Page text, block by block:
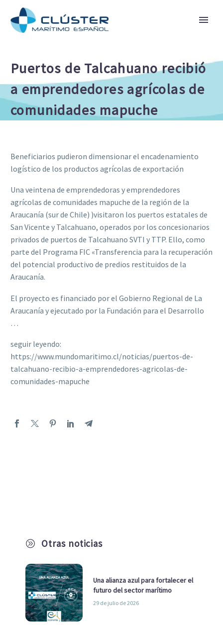
Puertos de Talcahuano recibió
a emprendedores agrícolas de
comunidades mapuche
A Otras noticias
Una alianza azul para fortalecer el
futuro del sector marítimo
29 de julio de 2026
Beneficiarios pudieron dimensionar el encadenamiento
logístico de los productos agrícolas de exportación
Una veintena de emprendedoras y emprendedores
agrícolas de comunidades mapuche de la región de la
Araucanía (sur de Chile) )visitaron los puertos estatales de
San Vicente y Talcahuano, operados por los concesionarios
privados de puertos de Talcahuano SVTI y TTP. Ello, como
parte del Programa FIC «Transferencia para la recuperación
del potencial productivo de predios restituidos de la
Araucanía.
El proyecto es financiado por el Gobierno Regional de La
Araucanía y ejecutado por la Fundación para el Desarrollo
…
seguir leyendo:
https://www.mundomaritimo.cl/noticias/puertos-de-
talcahuano-recibio-a-emprendedores-agricolas-de-
comunidades-mapuche